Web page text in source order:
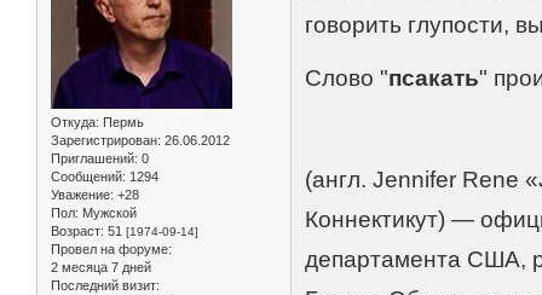
Откуда: Пермь
Зарегистрирован: 26.06.2012
Приглашений: 0
Сообщений: 1294
Уважение: +28
Пол: Мужской
Возраст: 51 [1974-09-14]
Провел на форуме:
2 месяца 7 дней
Последний визит:
говорить глупости,
Слово "псакать"
(англ. Jennifer Rene
Коннектикут) —
департамента США,